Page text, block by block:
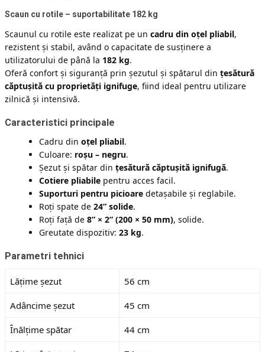
Scaun cu rotile – suportabilitate 182 kg
Scaunul cu rotile este realizat pe un cadru din oțel pliabil,
rezistent și stabil, având o capacitate de susținere a
utilizatorului de până la 182 kg.
Oferă confort și siguranță prin șezutul și spătarul din țesătură
căptușită cu proprietăți ignifuge, fiind ideal pentru utilizare
zilnică și intensivă.
Caracteristici principale
Cadru din oțel pliabil.
Culoare: roșu – negru.
Șezut și spătar din țesătură căptușită ignifugă.
Cotiere pliabile pentru acces facil.
Suporturi pentru picioare detașabile și reglabile.
Roți spate de 24” solide.
Roți față de 8” × 2” (200 × 50 mm), solide.
Greutate dispozitiv: 23 kg.
Parametri tehnici
Lățime șezut 56 cm
Adâncime șezut 45 cm
Înălțime spătar 44 cm